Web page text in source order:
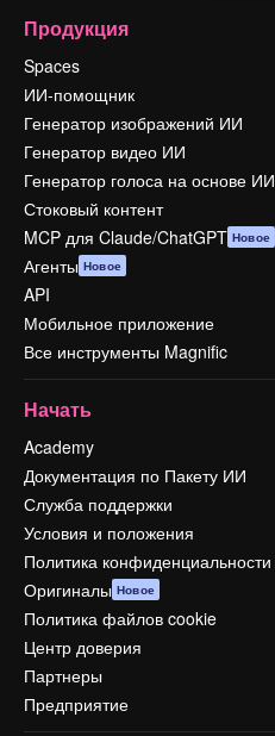
Продукция
Spaces
ИИ-помощник
Генератор изображений ИИ
Генератор видео ИИ
Генератор голоса на основе ИИ
Стоковый контент
MCP для Claude/ChatGPT Новое
Агенты Новое
API
Мобильное приложение
Все инструменты Magnific
Начать
Academy
Документация по Пакету ИИ
Служба поддержки
Условия и положения
Политика конфиденциальности
Оригиналы Новое
Политика файлов cookie
Центр доверия
Партнеры
Предприятие